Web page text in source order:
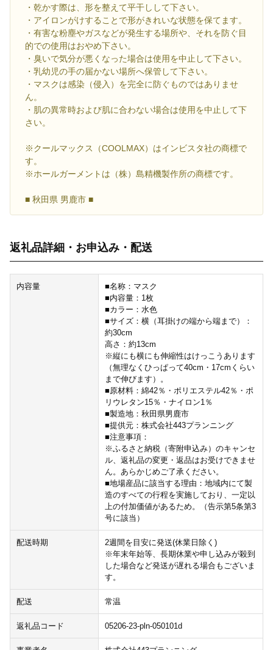
・乾かす際は、形を整えて平干しして下さい。
・アイロンがけすることで形がきれいな状態を保てます。
・有害な粉塵やガスなどが発生する場所や、それを防ぐ目
的での使用はおやめ下さい。
・臭いで気分が悪くなった場合は使用を中止して下さい。
・乳幼児の手の届かない場所へ保管して下さい。
・マスクは感染（侵入）を完全に防ぐものではありませ
ん。
・肌の異常時および肌に合わない場合は使用を中止して下
さい。
※クールマックス（COOLMAX）はインビスタ社の商標で
す。
※ホールガーメントは（株）島精機製作所の商標です。
■ 秋田県 男鹿市 ■
返礼品詳細・お申込み・配送
内容量
■名称：マスク
■内容量：1枚
■カラー：水色
■サイズ：横（耳掛けの端から端まで）：
約30cm
高さ：約13cm
※縦にも横にも伸縮性はけっこうあります
（無理なくひっぱって40cm・17cmくらい
まで伸びます）。
■原材料：綿42％・ポリエステル42％・ポ
リウレタン15％・ナイロン1％
■製造地：秋田県男鹿市
■提供元：株式会社443プランニング
■注意事項：
※ふるさと納税（寄附申込み）のキャンセ
ル、返礼品の変更・返品はお受けできませ
ん。あらかじめご了承ください。
■地場産品に該当する理由：地域内にて製
造のすべての行程を実施しており、一定以
上の付加価値があるため。（告示第5条第3
号に該当）
配送時期
2週間を目安に発送(休業日除く)
※年末年始等、長期休業や申し込みが殺到
した場合など発送が遅れる場合もございま
す。
配送 常温
返礼品コード 05206-23-pln-050101d